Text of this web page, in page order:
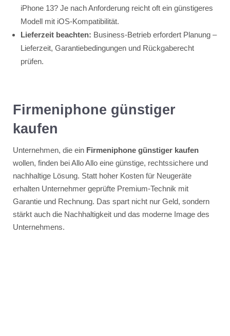
iPhone 13? Je nach Anforderung reicht oft ein günstigeres
Modell mit iOS‑Kompatibilität.
Lieferzeit beachten: Business-Betrieb erfordert Planung –
Lieferzeit, Garantiebedingungen und Rückgaberecht
prüfen.
Firmeniphone günstiger
kaufen
Unternehmen, die ein Firmeniphone günstiger kaufen
wollen, finden bei Allo Allo eine günstige, rechtssichere und
nachhaltige Lösung. Statt hoher Kosten für Neugeräte
erhalten Unternehmer geprüfte Premium-Technik mit
Garantie und Rechnung. Das spart nicht nur Geld, sondern
stärkt auch die Nachhaltigkeit und das moderne Image des
Unternehmens.